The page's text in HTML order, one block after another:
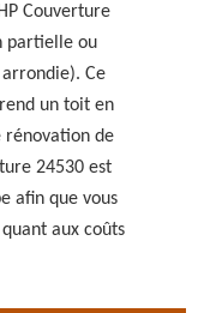
Couverture
partielle ou
Ce
un toit en
rénovation de
24530 est
afin que vous
aux coûts